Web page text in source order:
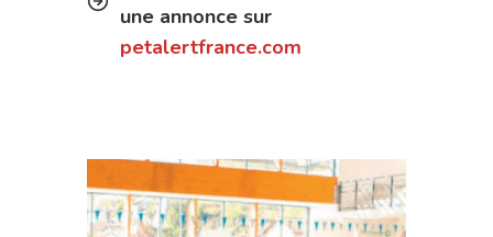
une annonce sur
petalertfrance.com